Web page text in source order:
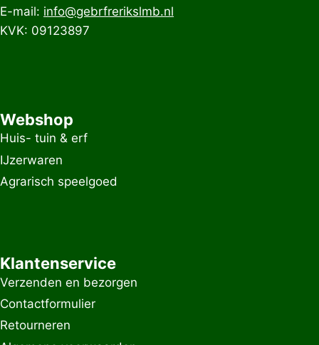
E-mail: info@gebrfrerikslmb.nl
KVK: 09123897
Webshop
Huis- tuin & erf
IJzerwaren
Agrarisch speelgoed
Klantenservice
Verzenden en bezorgen
Contactformulier
Retourneren